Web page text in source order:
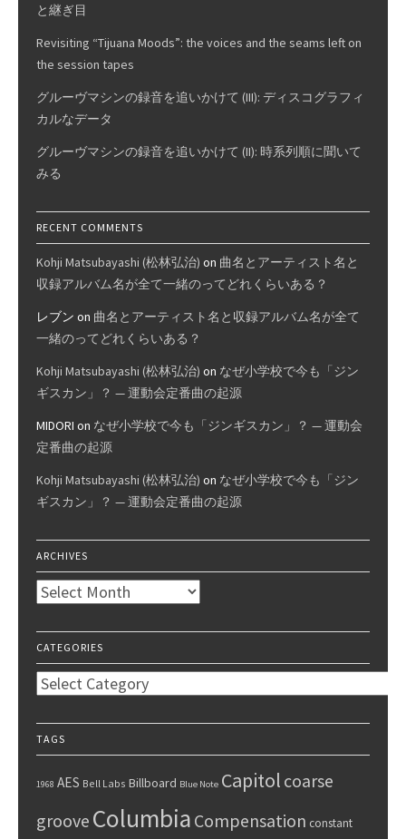
と継ぎ目
Revisiting “Tijuana Moods”: the voices and the seams left on
the session tapes
グルーヴマシンの録音を追いかけて (III): ディスコグラフィ
カルなデータ
グルーヴマシンの録音を追いかけて (II): 時系列順に聞いて
みる
RECENT COMMENTS
Kohji Matsubayashi (松林弘治) on 曲名とアーティスト名と
収録アルバム名が全て一緒のってどれくらいある？
レブン on 曲名とアーティスト名と収録アルバム名が全て
一緒のってどれくらいある？
Kohji Matsubayashi (松林弘治) on なぜ小学校で今も「ジン
ギスカン」？ — 運動会定番曲の起源
MIDORI on なぜ小学校で今も「ジンギスカン」？ — 運動会
定番曲の起源
Kohji Matsubayashi (松林弘治) on なぜ小学校で今も「ジン
ギスカン」？ — 運動会定番曲の起源
ARCHIVES
Archives
CATEGORIES
Categories
TAGS
1968 AES Bell Labs Billboard Blue Note Capitol coarse
groove Columbia Compensation constant